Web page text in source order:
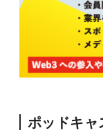
ポッドキャ